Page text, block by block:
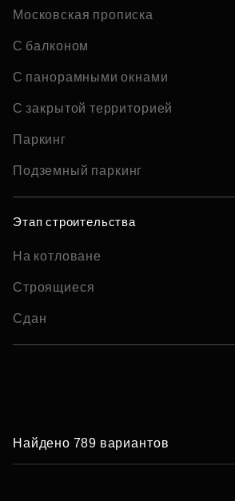
Московская прописка
С балконом
С панорамными окнами
С закрытой территорией
Паркинг
Подземный паркинг
Этап строительства
На котловане
Строящиеся
Сдан
Найдено 789 вариантов